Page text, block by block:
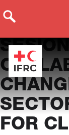
FOR